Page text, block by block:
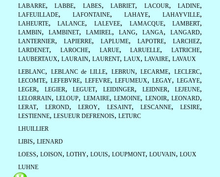
LABARRE,LABBE, LABES,LABRIET, LACOUR,LADINE,
LAFEUILLADE, LAFONTAINE,LAHAYE,LAHAYVILLE,
LAHEURTE,LALANCE, LALEVEE, LAMACQUE,LAMBERT,
LAMBIN, LAMBINET, LAMIREL,LANG,LANGA,LANGARD,
LANTERNIER, LAPIERRE, LAPLUME,LAPOTRE,LARCHEZ,
LARDENET, LAROCHE, LARUE,LARUELLE,LATRICHE,
LAUBERTAUX, LAURAIN, LAURENT, LAUX, LAVAIRE, LAVAUX
LEBLANC, LEBLANC de LILLE, LEBRUN,LECARME,LECLERC,
LECOMTE, LEFEBVRE, LEFEVRE,LEFUMEUX,LEGAY,LEGAYE,
LEGER, LEGIER,LEGUET, LEIDINGER, LEIDNER,LEJEUNE,
LELORRAIN,LELOUP, LEMAIRE,LEMOINE, LENOIR,LEONARD,
LERAT,LEROND,LEROY, LESAINT, LESCANNE,LESIRE,
LESTIENNE, LESUEUR DEFRENOIS, LETURC
LHUILLIER
LIBIS, LIENARD
LOESS, LOISON, LOTHY, LOUIS, LOUPMONT, LOUVAIN, LOUX
LUHNE